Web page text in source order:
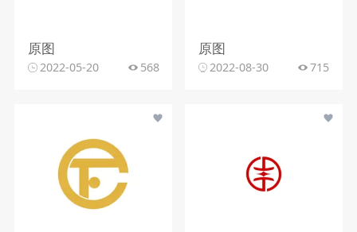
原图
2022-05-20 568
原图
2022-08-30 715